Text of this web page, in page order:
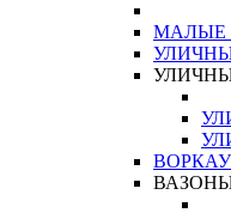
МАЛЫЕ